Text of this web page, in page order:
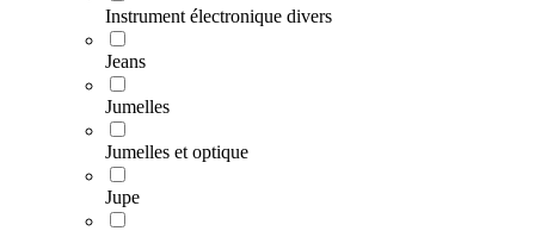
Instrument électronique divers
Jeans
Jumelles
Jumelles et optique
Jupe